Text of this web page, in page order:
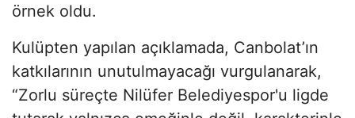
örnek oldu.
Kulüpten yapılan açıklamada, Canbolat’ın
katkılarının unutulmayacağı vurgulanarak,
“Zorlu süreçte Nilüfer Belediyespor'u ligde